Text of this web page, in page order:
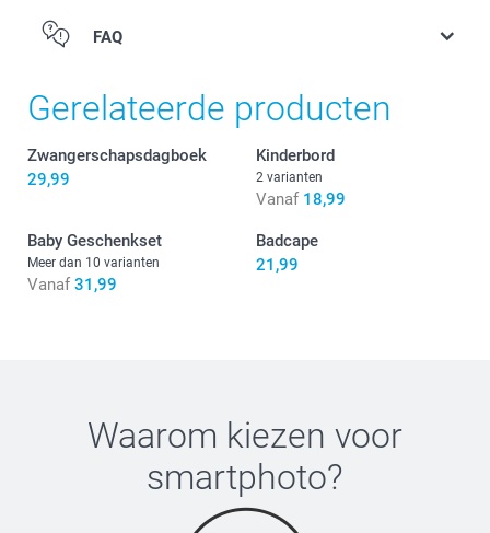
FAQ
Gerelateerde producten
Zwangerschapsdagboek
29,99
Kinderbord
2 varianten
Vanaf 18,99
Baby Geschenkset
Meer dan 10 varianten
Vanaf 31,99
Badcape
21,99
Waarom kiezen voor
smartphoto?